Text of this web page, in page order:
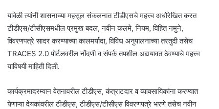
यावेळी त्यांनी शासनाच्या महसूल संकलनात टीडीएसचे महत्त्व अधोरेखित करत
टीडीएस/टीसीएसमधील प्रमुख बदल, नवीन कलमे, नियम, विहित नमुने,
विवरणपत्रे सादर करण्याच्या कालमर्यादा, विविध अनुपालनाच्या तरतुदी तसेच
TRACES 2.0 पोर्टलवरील नोंदणी व संपर्क तपशील अद्ययावत ठेवण्याचे महत्त्व
याविषयी माहिती दिली.
कार्यक्रमादरम्यान वेतनावरील टीडीएस, कंत्राटदार व व्यावसायिकांना करण्यात
येणाऱ्या देयकांवरील टीडीएस, टीडीएस/टीसीएस विवरणपत्रे भरणे तसेच नवीन